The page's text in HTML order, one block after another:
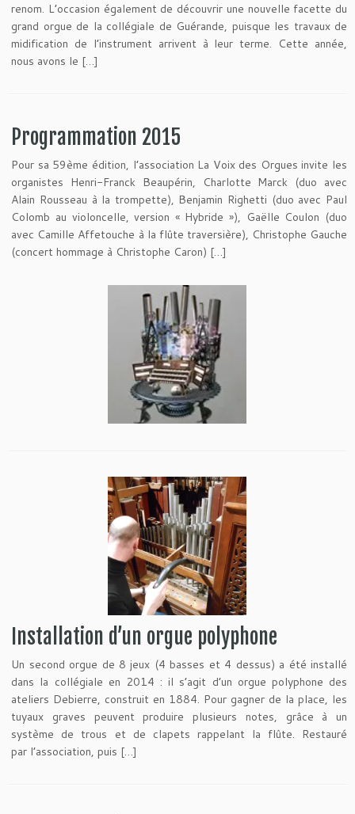
renom. L’occasion également de découvrir une nouvelle facette du
grand orgue de la collégiale de Guérande, puisque les travaux de
midification de l’instrument arrivent à leur terme. Cette année,
nous avons le […]
Programmation 2015
Pour sa 59ème édition, l’association La Voix des Orgues invite les
organistes Henri-Franck Beaupérin, Charlotte Marck (duo avec
Alain Rousseau à la trompette), Benjamin Righetti (duo avec Paul
Colomb au violoncelle, version « Hybride »), Gaëlle Coulon (duo
avec Camille Affetouche à la flûte traversière), Christophe Gauche
(concert hommage à Christophe Caron) […]
Installation d’un orgue polyphone
Un second orgue de 8 jeux (4 basses et 4 dessus) a été installé
dans la collégiale en 2014 : il s’agit d’un orgue polyphone des
ateliers Debierre, construit en 1884. Pour gagner de la place, les
tuyaux graves peuvent produire plusieurs notes, grâce à un
système de trous et de clapets rappelant la flûte. Restauré
par l’association, puis […]